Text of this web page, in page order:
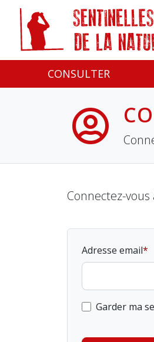
CONSULTER
Connectez-
Adresse email
Garder ma
Panneau de gestion des cookies